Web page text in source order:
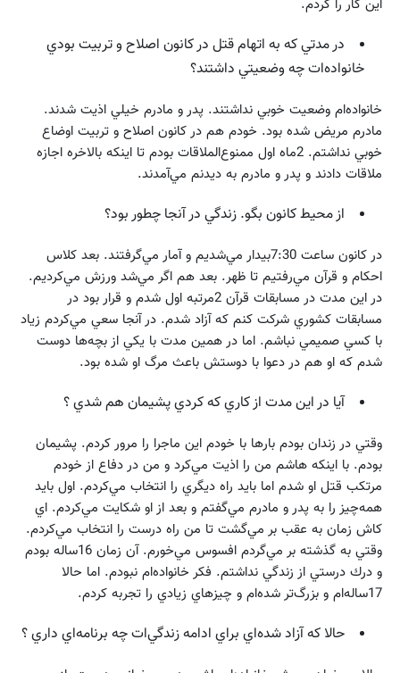
اين كار را كردم.
در مدتي كه به اتهام قتل در كانون اصلاح و تربيت بودي
خانواده‌ات چه وضعيتي داشتند؟
خانواده‌ام وضعيت خوبي نداشتند. پدر و مادرم خيلي اذيت شدند.
مادرم مريض شده بود. خودم هم در كانون اصلاح و تربيت اوضاع
خوبي نداشتم. 2‌ماه اول ممنوع‌الملاقات بودم تا اينكه بالاخره اجازه
ملاقات دادند و پدر و مادرم به ديدنم مي‌آمدند.
از محيط كانون بگو. زندگي در آنجا چطور بود؟
در كانون ساعت 7:30بيدار مي‌شديم و آمار مي‌گرفتند. بعد كلاس
احكام و قرآن مي‌رفتيم تا ظهر. بعد هم اگر مي‌شد ورزش مي‌كرديم.
در اين مدت در مسابقات قرآن 2مرتبه اول شدم و قرار بود در
مسابقات كشوري شركت كنم كه آزاد شدم. در آنجا سعي مي‌كردم زياد
با كسي صميمي نباشم. اما در همين مدت با يكي از بچه‌ها دوست
شدم كه او هم در دعوا با دوستش باعث مرگ او شده بود.
آيا در اين مدت از كاري كه كردي پشيمان هم شدي ؟
وقتي در زندان بودم بارها با خودم اين ماجرا را مرور كردم. پشيمان
بودم. با اينكه هاشم من را اذيت مي‌كرد و من در دفاع از خودم
مرتكب قتل او شدم اما بايد راه ديگري را انتخاب مي‌كردم. اول بايد
همه‌‌چيز را به پدر و مادرم مي‌گفتم و بعد از او شكايت مي‌كردم. ‌اي
كاش زمان به عقب بر مي‌گشت تا من راه درست را انتخاب مي‌كردم.
وقتي به گذشته بر مي‌گردم افسوس مي‌خورم. آن زمان 16ساله بودم
و درك درستي از زندگي نداشتم. فكر خانواده‌ام نبودم. اما حالا
17ساله‌ام و بزرگ‌تر شده‌ام و چيزهاي زيادي را تجربه كردم.
حالا كه آزاد شده‌اي براي ادامه زندگي‌ات چه برنامه‌اي داري ؟